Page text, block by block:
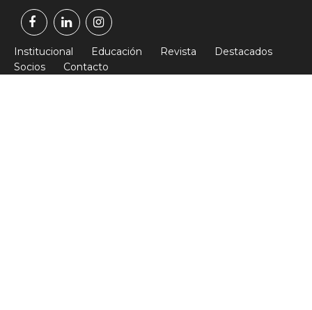
Institucional Educación Revista
Destacados
Socios
Contacto